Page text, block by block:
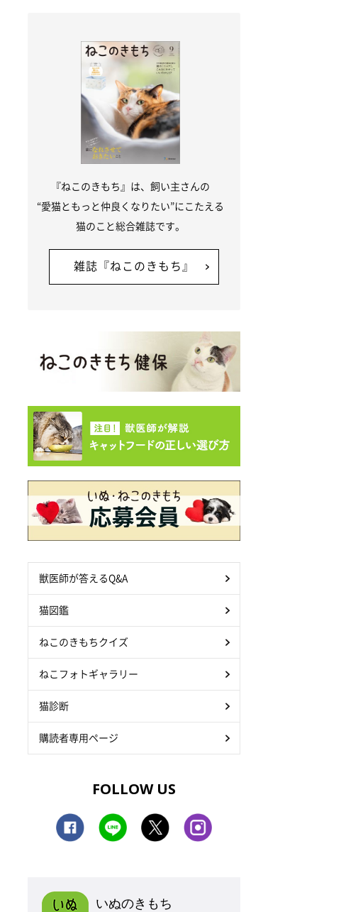
『ねこのきもち』は、飼い主さんの
“愛猫ともっと仲良くなりたい”にこたえる
猫のこと総合雑誌です。
雑誌『ねこのきもち』
獣医師が答えるQ&A
猫図鑑
ねこのきもちクイズ
ねこフォトギャラリー
猫診断
購読者専用ページ
FOLLOW US
いぬのきもち